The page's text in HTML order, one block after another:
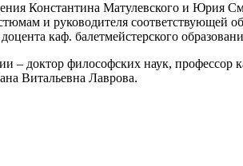
Константина Матулевского и Юрия
и руководителя
доцента каф. балетмейстерского
– доктор философских наук,
Витальевна Лаврова.